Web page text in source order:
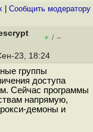
Cообщить модератору
+ / –
23, 18:24
группы
доступа
Сейчас программы
напрямую,
демоны и